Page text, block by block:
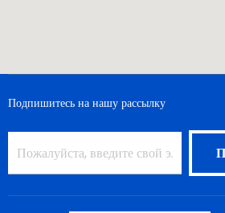
Подпишитесь на нашу рассылку